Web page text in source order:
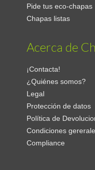
Pide tus eco-chapas
Chapas listas
Acerca de
¡Contacta!
¿Quiénes somos?
Legal
Protección de datos
Política de
Condiciones
Compliance